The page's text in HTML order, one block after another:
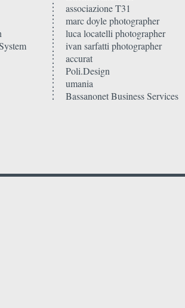
associazione T31
marc doyle photographer
luca locatelli photographer
ivan sarfatti photographer
accurat
Poli.Design
umania
Bassanonet Business Services